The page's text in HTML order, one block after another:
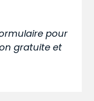
pour
gratuite et